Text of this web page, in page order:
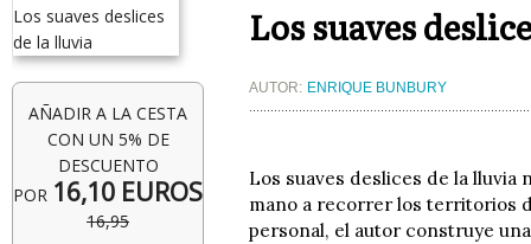
AÑADIR A LA CESTA
CON UN 5% DE
DESCUENTO
POR 16,10 EUROS
16,95
Los suaves
AUTOR: ENRIQUE BUNBURY
Los suaves deslices de la lluvia
mano a recorrer los territorios
personal, el autor construye